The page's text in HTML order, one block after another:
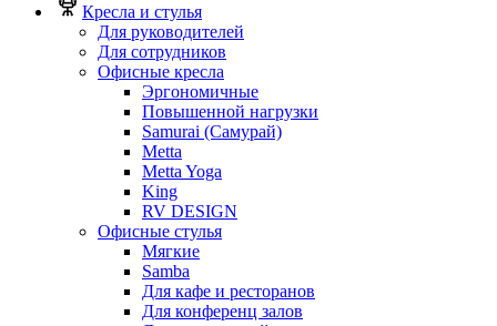
Кресла и стулья
Для руководителей
Для сотрудников
Офисные кресла
Эргономичные
Повышенной нагрузки
Samurai (Самурай)
Metta
Metta Yoga
King
RV DESIGN
Офисные стулья
Мягкие
Samba
Для кафе и ресторанов
Для конференц залов